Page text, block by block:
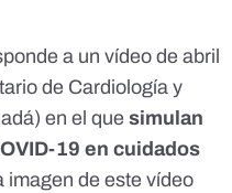
a un vídeo de abril
de Cardiología y
en el que simulan
19 en cuidados
imagen de este vídeo